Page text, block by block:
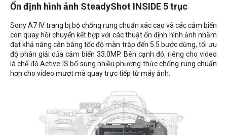
Ổn định hình ảnh SteadyShot INSIDE 5 trục
Sony A7 IV trang bị bộ chống rung chuẩn xác cao và các cảm biến
con quay hồi chuyển kết hợp với các thuật ổn định hình ảnh nhằm
đạt khả năng cân bằng tốc độ màn trập đến 5.5 bước dừng, tối ưu
độ phân giải của cảm biến 33.0MP. Bên cạnh đó, riêng cho video
là chế độ Active IS bổ sung nhiều phương thức chống rung chuẩn
hơn cho video mượt mà quay trực tiếp từ máy ảnh.